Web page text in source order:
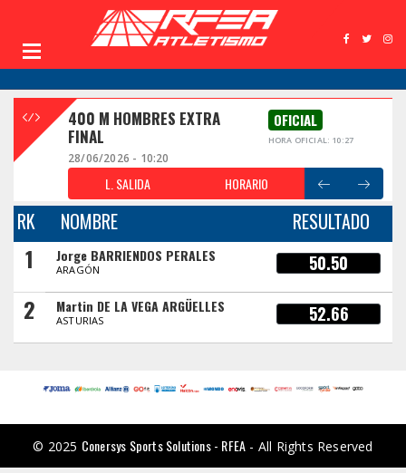
400 M HOMBRES EXTRA
FINAL
OFICIAL
HORA OFICIAL: 10:27
28/06/2026 - 10:20
L. SALIDA HORARIO
RK NOMBRE RESULTADO
1 Jorge BARRIENDOS PERALES
ARAGÓN 50.50
2 Martin DE LA VEGA ARGÜELLES
ASTURIAS 52.66
© 2025 Conersys Sports Solutions - RFEA - All Rights Reserved